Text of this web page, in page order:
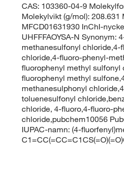
CAS: 103360-04-9
Molekylvikt (g/mol): 208.631
MFCD01631930 InChI-
UHFFFAOYSA-N Synonym:
methanesulfonyl chloride,4-
chloride,4-fluoro-phenyl-
fluorophenyl methyl sulfonyl
fluorophenyl methyl
methanesulphonyl
toluenesulfonyl
chloride, 4-fluoro,4-fluoro-
chloride,pubchem10056
IUPAC-namn: (4-